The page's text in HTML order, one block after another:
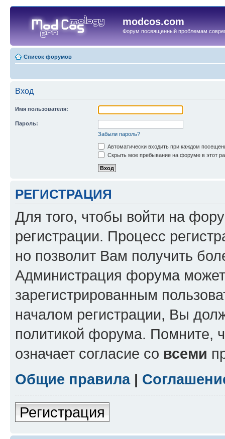
modcos.com
Форум посвященный проблемам
Список форумов
Вход
Имя пользователя:
Пароль:
Забыли пароль?
Автоматически входить при каждом
Скрыть мое пребывание на форуме в этот
РЕГИСТРАЦИЯ
Для того, чтобы войти на
регистрации. Процесс
но позволит Вам получить
Администрация форума может
зарегистрированным
началом регистрации, Вы
политикой форума. Помните,
означает согласие со всеми
Общие правила|
Регистрация